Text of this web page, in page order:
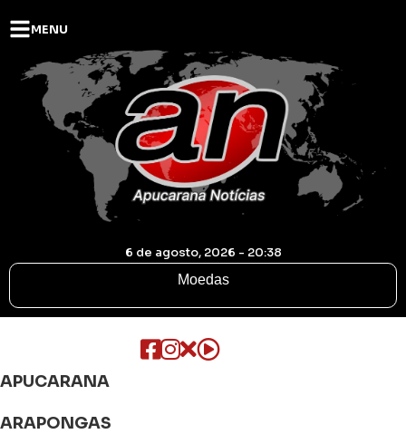
MENU
6 de agosto, 2026 - 20:38
Moedas
APUCARANA
ARAPONGAS